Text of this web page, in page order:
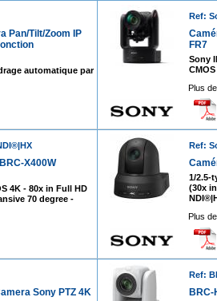
Pan/Tilt/Zoom IP
automatique par
Ref:
FR7
Sony
Plus
X400W
4K - 80x in Full HD
70 degree -
Ref:
1/2.5-
(30x
Plus
Sony PTZ 4K
Ref:
BRC-